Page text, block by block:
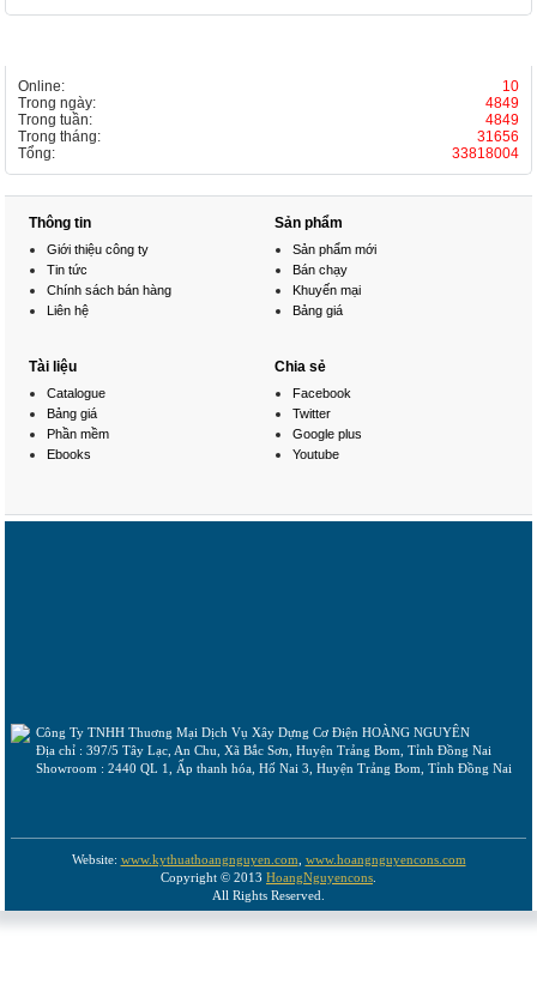
Online:
10
Trong ngày:
4849
Trong tuần:
4849
Trong tháng:
31656
Tổng:
33818004
Thông tin
Giới thiệu công ty
Tin tức
Chính sách bán hàng
Liên hệ
Sản phẩm
Sản phẩm mới
Bán chạy
Khuyến mại
Bảng giá
Tài liệu
Catalogue
Bảng giá
Phần mềm
Ebooks
Chia sẻ
Facebook
Twitter
Google plus
Youtube
Công Ty TNHH Thuơng Mại Dịch Vụ Xây Dựng Cơ Điện HOÀNG NGUYÊN
Địa chỉ : 397/5 Tây Lạc, An Chu, Xã Bắc Sơn, Huyện Trảng Bom, Tỉnh Đồng Nai
Showroom : 2440 QL 1, Ấp thanh hóa, Hố Nai 3, Huyện Trảng Bom, Tỉnh Đồng Nai
Website: www.kythuathoangnguyen.com www.hoangnguyencons.com
Copyright © 2013 HoangNguyencons
All Rights Reserved.